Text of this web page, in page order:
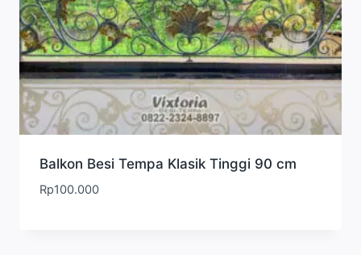
Balkon Besi Tempa Klasik Tinggi 90 cm
Rp100.000